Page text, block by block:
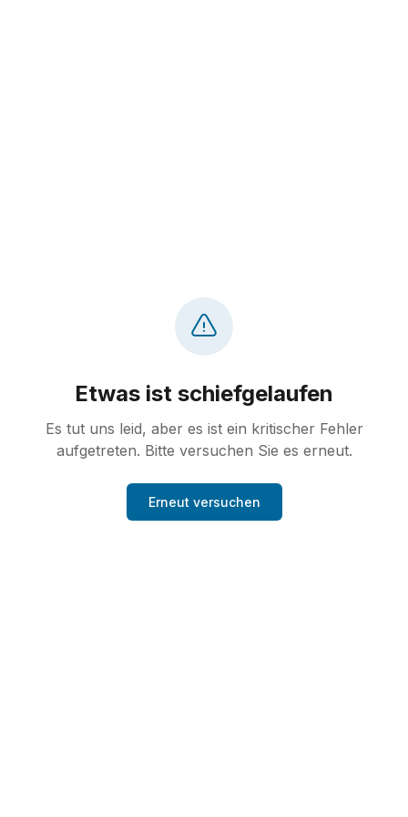
Etwas ist schiefgelaufen
Es tut uns leid, aber es ist ein kritischer Fehler
aufgetreten. Bitte versuchen Sie es erneut.
Erneut versuchen